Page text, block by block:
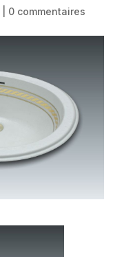
0 commentaires